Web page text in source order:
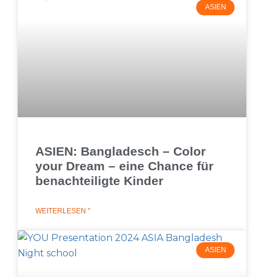
ASIEN
ASIEN: Bangladesch – Color
your Dream – eine Chance für
benachteiligte Kinder
WEITERLESEN "
ASIEN